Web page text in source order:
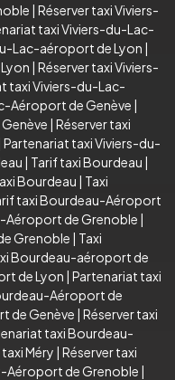
| Réserver taxi Viviers-
taxi Viviers-du-Lac-
Lac-aéroport de Lyon |
| Réserver taxi Viviers-
taxi Viviers-du-Lac-
Aéroport de Genève |
| Réserver taxi
Partenariat taxi Viviers-du-
| Tarif taxi Bourdeau |
Bourdeau | Taxi
taxi Bourdeau-Aéroport
Aéroport de Grenoble |
Grenoble | Taxi
Bourdeau-aéroport de
de Lyon | Partenariat taxi
Aéroport de
de Genève | Réserver taxi
taxi Bourdeau-
Méry | Réserver taxi
Aéroport de Grenoble |